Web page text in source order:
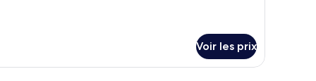
Voir les prix